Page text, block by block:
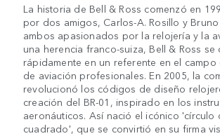
La historia de Bell & Ross comenzó en
por dos amigos, Carlos-A. Rosillo y Bruno
ambos apasionados por la relojería y la
una herencia franco-suiza, Bell & Ross se
rápidamente en un referente en el
de aviación profesionales. En 2005, la
revolucionó los códigos de diseño
creación del BR-01, inspirado en los
aeronáuticos. Así nació el icónico 'círculo
cuadrado', que se convirtió en su firma